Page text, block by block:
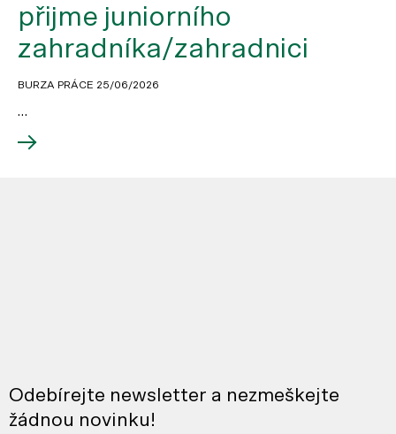
přijme juniorního
zahradníka/zahradnici
BURZA PRÁCE 25/06/2026
…
Odebírejte newsletter a nezmeškejte
žádnou novinku!